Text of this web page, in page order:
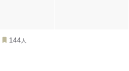
144 人